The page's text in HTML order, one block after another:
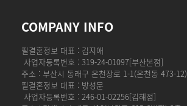
COMPANY INFO
필결혼정보 대표 : 김지애
사업자등록번호 : 319-24-01097[부산본점]
주소 : 부산시 동래구 온천장로 1-1(온천동 473-12)
필결혼정보 대표 : 방성문
사업자등록번호 : 246-01-02256[김해점]